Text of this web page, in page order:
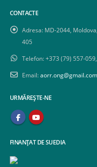
CONTACTE
Adresa: MD-2044,
405
Telefon:+373 (79) 557-
Email:aorr.ong@gmail.com
URMĂREȘTE-NE
FINANȚAT DE SUEDIA